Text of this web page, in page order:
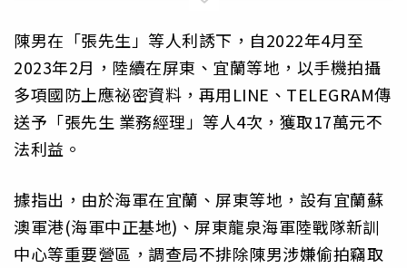
陳男在「張先生」等人利誘下，自2022年4月至
2023年2月，陸續在屏東、宜蘭等地，以手機拍攝
多項國防上應祕密資料，再用LINE、TELEGRAM傳
送予「張先生 業務經理」等人4次，獲取17萬元不
法利益。
據指出，由於海軍在宜蘭、屏東等地，設有宜蘭蘇
澳軍港(海軍中正基地)、屏東龍泉海軍陸戰隊新訓
中心等重要營區，調查局不排除陳男涉嫌偷拍竊取